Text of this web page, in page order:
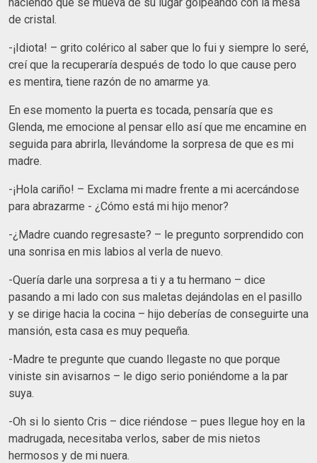
de cristal.
-¡Idiota! – grito colérico al saber que lo fui y siempre lo seré,
creí que la recuperaría después de todo lo que cause pero
es mentira, tiene razón de no amarme ya.
En ese momento la puerta es tocada, pensaría que es
Glenda, me emocione al pensar ello así que me encamine en
seguida para abrirla, llevándome la sorpresa de que es mi
madre.
-¡Hola cariño! – Exclama mi madre frente a mi acercándose
para abrazarme - ¿Cómo está mi hijo menor?
-¿Madre cuando regresaste? – le pregunto sorprendido con
una sonrisa en mis labios al verla de nuevo.
-Quería darle una sorpresa a ti y a tu hermano – dice
pasando a mi lado con sus maletas dejándolas en el pasillo
y se dirige hacia la cocina – hijo deberías de conseguirte una
mansión, esta casa es muy pequeña.
-Madre te pregunte que cuando llegaste no que porque
viniste sin avisarnos – le digo serio poniéndome a la par
suya.
-Oh si lo siento Cris – dice riéndose – pues llegue hoy en la
madrugada, necesitaba verlos, saber de mis nietos
hermosos y de mi nuera.